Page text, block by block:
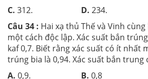
C. 312. D. 234.
Câu 34 : Hai xạ thủ Thế và Vinh
một cách độc lập. Xác suất bắn
kaf 0,7. Biết rằng xác suất có ít nhất
trúng bia là 0,94. Xác suất bắn trung
A. 0,9. B. 0,8